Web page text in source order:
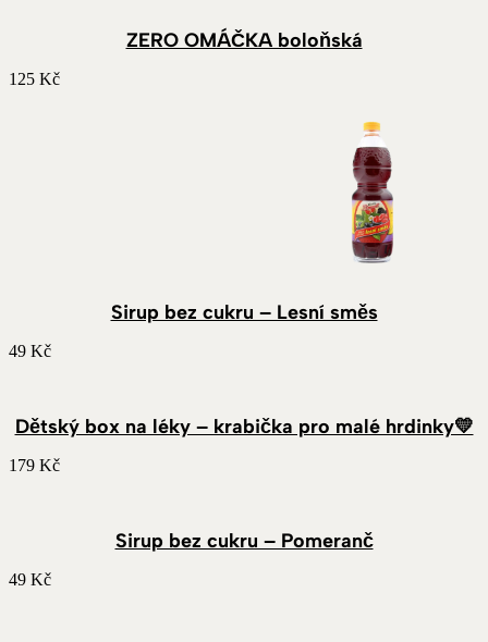
ZERO OMÁČKA boloňská
125 Kč
Sirup bez cukru – Lesní směs
49 Kč
Dětský box na léky – krabička pro malé hrdinky💛
179 Kč
Sirup bez cukru – Pomeranč
49 Kč